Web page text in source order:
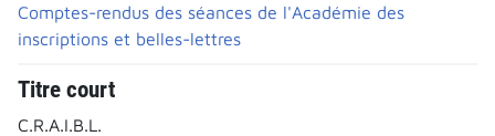
Comptes-rendus des séances de l'Académie des
inscriptions et belles-lettres
Titre court
C.R.A.I.B.L.